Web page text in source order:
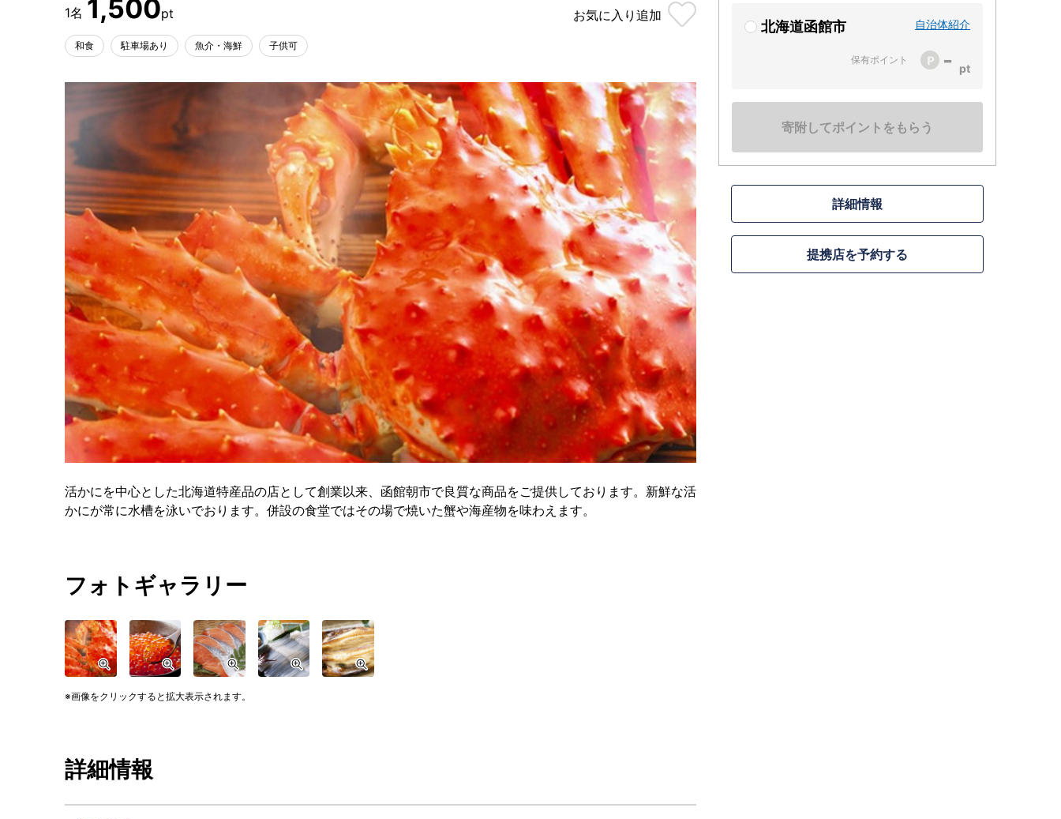
1,500 お気に入り 追加
和食 駐車場あり 魚介・海鮮 子供可
北海道函館市 自治体紹介
保有ポイント -
寄附してポイントをもらう
詳細情報
提携店を予約する
活かにを中心とした北海道特産品の店として創業以来、函館朝市で良質な商品をご提供しております。新鮮な活
かにが常に水槽を泳いでおります。併設の食堂ではその場で焼いた蟹や海産物を味わえます。
フォトギャラリー
画像をクリックすると拡大表示されます。
詳細情報